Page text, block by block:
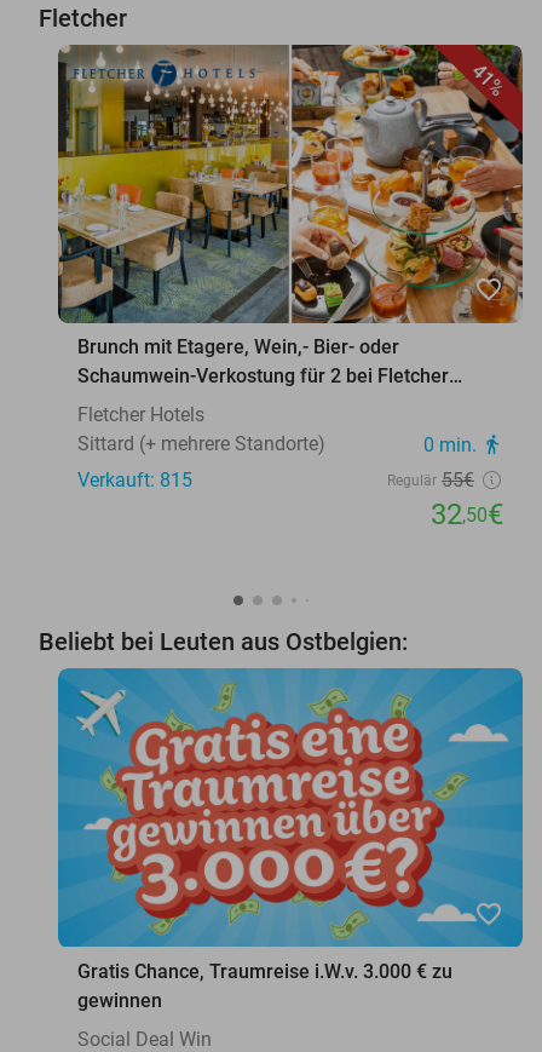
Fletcher
41%
favorite_border
Brunch mit Etagere, Wein,- Bier- oder
Schaumwein-Verkostung für 2 bei Fletcher
Hotels
Fletcher Hotels
Sittard (+ mehrere Standorte)
0 min. directions_walk
Verkauft: 815 Regulär 55€
32,50€
Beliebt bei Leuten aus Ostbelgien:
favorite_border
Gratis Chance, Traumreise i.W.v. 3.000 € zu
gewinnen
Social Deal Win